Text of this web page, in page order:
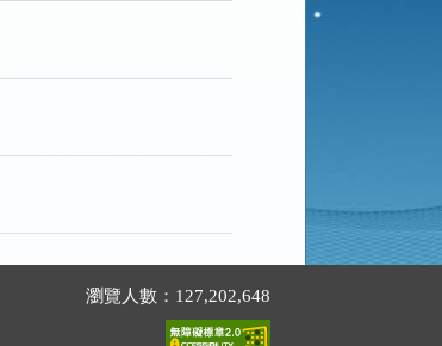
瀏覽人數：127,202,648